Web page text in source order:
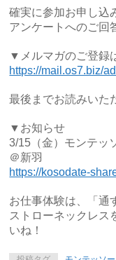
確実に参加お申し込
アンケートへのご回
▼メルマガのご登録
https://mail.os7.biz/
最後までお読みいた
▼お知らせ
3/15（金）モンテッ
＠新羽
https://kosodate-
お仕事体験は、「通
ストローネックレス
いね！